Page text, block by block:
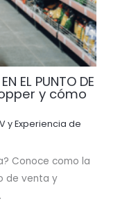
EL PUNTO DE
y cómo
y Experiencia de
Conoce como la
de venta y